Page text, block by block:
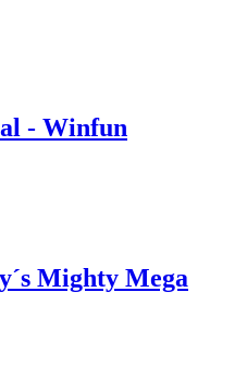
- Winfun
Mighty Mega